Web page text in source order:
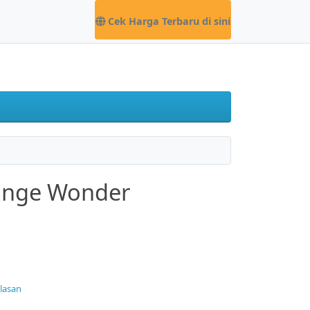
Cek Harga Terbaru di sini
Wonder